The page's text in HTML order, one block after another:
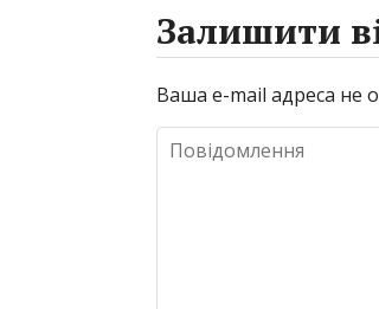
Залишити
Ваша e-mail адреса не